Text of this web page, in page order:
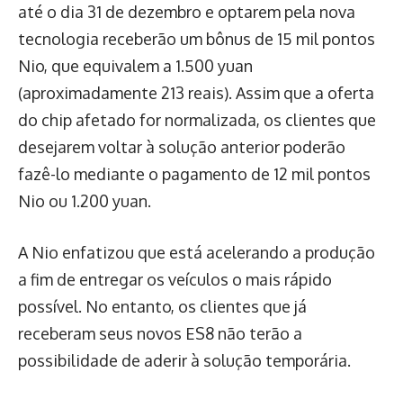
até o dia 31 de dezembro e optarem pela nova
tecnologia receberão um bônus de 15 mil pontos
Nio, que equivalem a 1.500 yuan
(aproximadamente 213 reais). Assim que a oferta
do chip afetado for normalizada, os clientes que
desejarem voltar à solução anterior poderão
fazê-lo mediante o pagamento de 12 mil pontos
Nio ou 1.200 yuan.
A Nio enfatizou que está acelerando a produção
a fim de entregar os veículos o mais rápido
possível. No entanto, os clientes que já
receberam seus novos ES8 não terão a
possibilidade de aderir à solução temporária.